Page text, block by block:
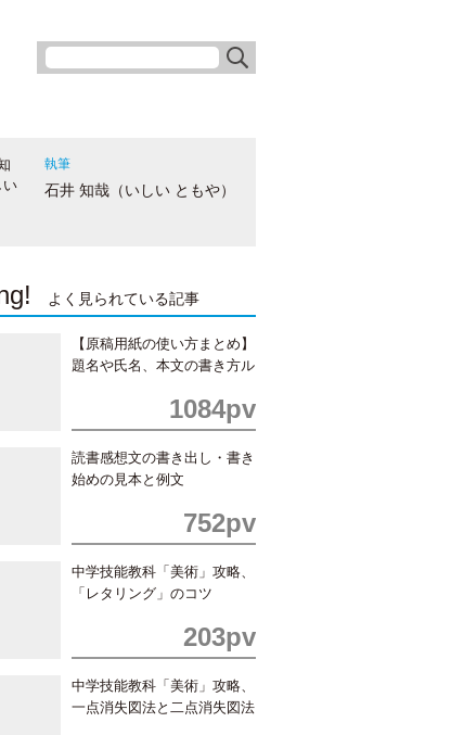
執筆
石井 知哉（いしい ともや）
よく見られている記事
【原稿用紙の使い方まとめ】
題名や氏名、本文の書き方ル
1084pv
読書感想文の書き出し・書き
始めの見本と例文
752pv
中学技能教科「美術」攻略、
「レタリング」のコツ
203pv
中学技能教科「美術」攻略、
一点消失図法と二点消失図法